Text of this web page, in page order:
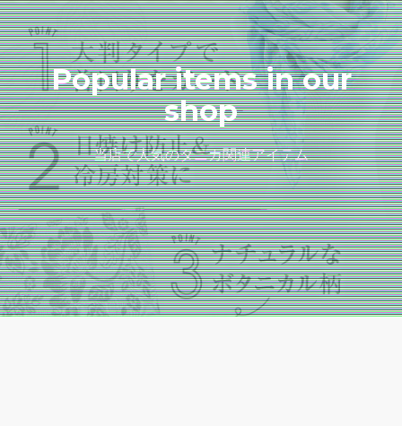
Popular items in our
shop
当店で人気のタニカ関連アイテム